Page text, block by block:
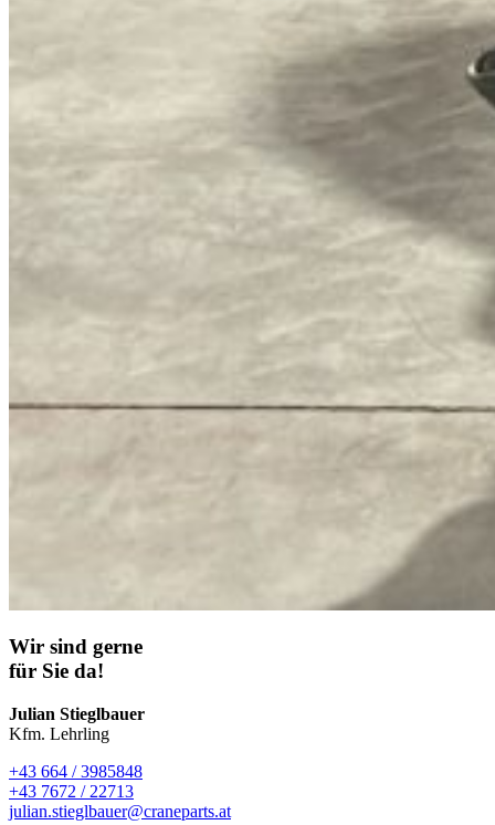
Wir sind gerne
für Sie da!
Julian Stieglbauer
Kfm. Lehrling
+43 664 / 3985848
+43 7672 / 22713
julian.stieglbauer@craneparts.at